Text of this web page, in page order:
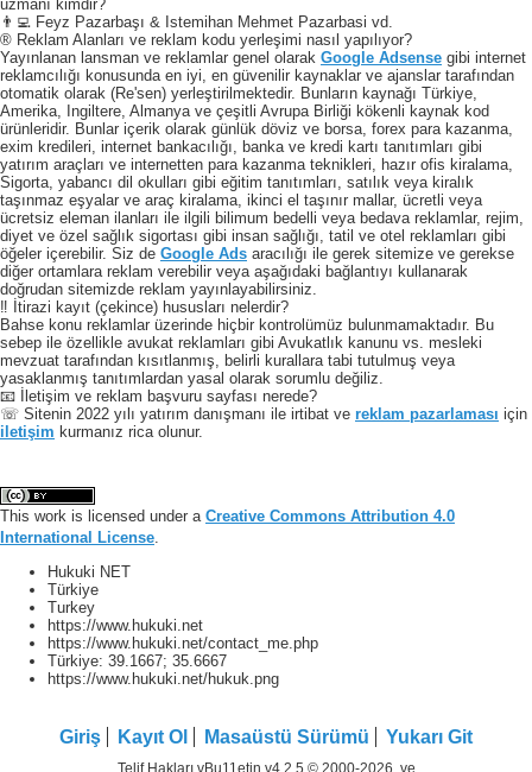
uzmanı kimdir?
👨‍💻 Feyz Pazarbaşı & Istemihan Mehmet Pazarbasi vd.
® Reklam Alanları ve reklam kodu yerleşimi nasıl yapılıyor?
Yayınlanan lansman ve reklamlar genel olarak Google Adsense gibi internet
reklamcılığı konusunda en iyi, en güvenilir kaynaklar ve ajanslar tarafından
otomatik olarak (Re'sen) yerleştirilmektedir. Bunların kaynağı Türkiye,
Amerika, Ingiltere, Almanya ve çeşitli Avrupa Birliği kökenli kaynak kod
ürünleridir. Bunlar içerik olarak günlük döviz ve borsa, forex para kazanma,
exim kredileri, internet bankacılığı, banka ve kredi kartı tanıtımları gibi
yatırım araçları ve internetten para kazanma teknikleri, hazır ofis kiralama,
Sigorta, yabancı dil okulları gibi eğitim tanıtımları, satılık veya kiralık
taşınmaz eşyalar ve araç kiralama, ikinci el taşınır mallar, ücretli veya
ücretsiz eleman ilanları ile ilgili bilimum bedelli veya bedava reklamlar, rejim,
diyet ve özel sağlık sigortası gibi insan sağlığı, tatil ve otel reklamları gibi
öğeler içerebilir. Siz de Google Ads aracılığı ile gerek sitemize ve gerekse
diğer ortamlara reklam verebilir veya aşağıdaki bağlantıyı kullanarak
doğrudan sitemizde reklam yayınlayabilirsiniz.
‼️ İtirazi kayıt (çekince) hususları nelerdir?
Bahse konu reklamlar üzerinde hiçbir kontrolümüz bulunmamaktadır. Bu
sebep ile özellikle avukat reklamları gibi Avukatlık kanunu vs. mesleki
mevzuat tarafından kısıtlanmış, belirli kurallara tabi tutulmuş veya
yasaklanmış tanıtımlardan yasal olarak sorumlu değiliz.
📧 İletişim ve reklam başvuru sayfası nerede?
☏ Sitenin 2022 yılı yatırım danışmanı ile irtibat ve reklam pazarlaması için
iletişim kurmanız rica olunur.
This work is licensed under a Creative Commons Attribution 4.0
International License.
Hukuki NET
Türkiye
Turkey
https://www.hukuki.net
https://www.hukuki.net/contact_me.php
Türkiye: 39.1667; 35.6667
https://www.hukuki.net/hukuk.png
Giriş Kayıt Ol Masaüstü Sürümü Yukarı Git